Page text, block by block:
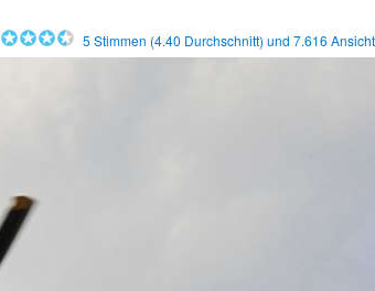
5 Stimmen (4.40 Durchschnitt) und7.616